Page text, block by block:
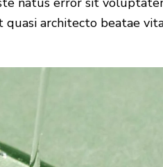
architecto beatae